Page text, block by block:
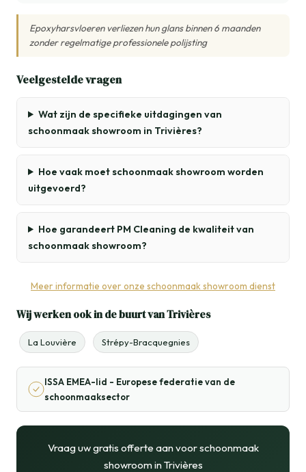
Epoxyharsvloeren verliezen hun glans binnen 6 maanden
zonder regelmatige professionele polijsting
Veelgestelde vragen
Wat zijn de specifieke uitdagingen van
schoonmaak showroom in Trivières?
Hoe vaak moet schoonmaak showroom worden
uitgevoerd?
Hoe garandeert PM Cleaning de kwaliteit van
schoonmaak showroom?
Meer informatie over onze schoonmaak showroom dienst
Wij werken ook in de buurt van Trivières
La Louvière Strépy-Bracquegnies
ISSA EMEA-lid - Europese federatie van de
schoonmaaksector
Vraag uw gratis offerte aan voor schoonmaak
showroom in Trivières